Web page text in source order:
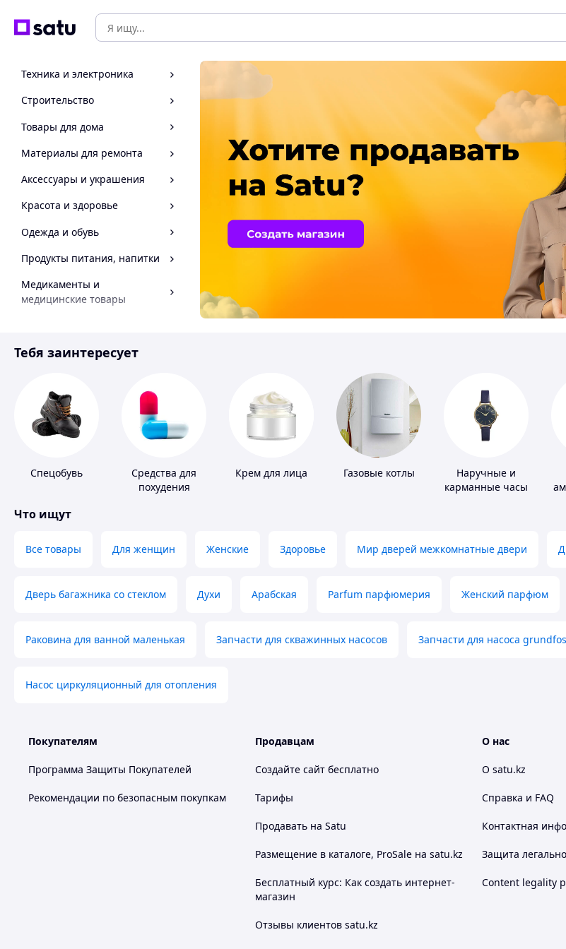
Техника и электроника
Строительство
Товары для дома
Материалы для ремонта
Аксессуары и украшения
Красота и здоровье
Одежда и обувь
Продукты питания, напитки
Медикаменты и
медицинские товары
Инструмент
Тебя заинтересует
Спецобувь
Средства для
похудения
Крем для лица Газовые котлы
Наручные и
карманные часы
Что ищут
Все товары Для женщин Женские Здоровье Мир дверей межкомнатные двери
Дверь багажника со стеклом Духи Арабская Parfum парфюмерия Женский парфюм
Раковина для ванной маленькая Запчасти для скважинных насосов Запчасти для насоса grundfos
Насос циркуляционный для отопления
Покупателям
Программа Защиты Покупателей
Рекомендации по безопасным покупкам
Продавцам
Создайте сайт бесплатно
Тарифы
Продавать на Satu
Размещение в каталоге, ProSale на satu.kz
Бесплатный курс: Как создать интернет-
магазин
Отзывы клиентов satu.kz
О нас
О satu.kz
Справка и FAQ
Контактная
Защита
Content legality